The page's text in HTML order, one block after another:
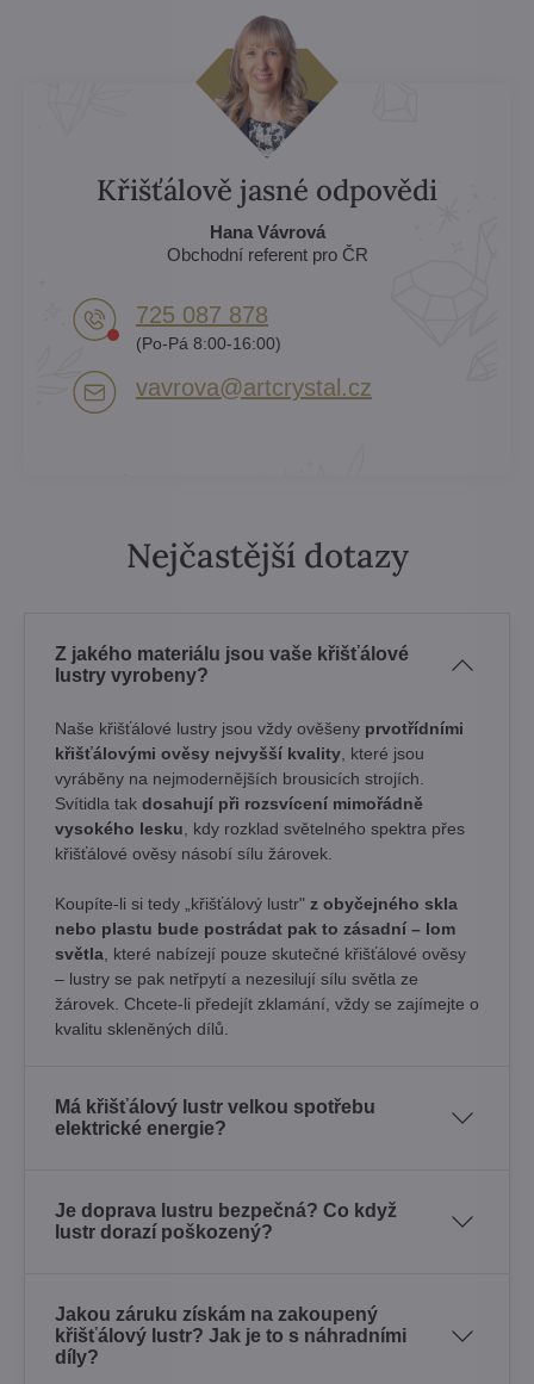
Křišťálově jasné odpovědi
Hana Vávrová
Obchodní referent pro ČR
725 087 878​
(Po-Pá 8:00-16:00)
vavrova​@artcrystal​.cz
Nejčastější dotazy
Z jakého materiálu jsou vaše křišťálové
lustry vyrobeny?
Naše křišťálové lustry jsou vždy ověšeny prvotřídními
křišťálovými ověsy nejvyšší kvality , které jsou
vyráběny na nejmodernějších brousicích strojích.
Svítidla tak dosahují při rozsvícení mimořádně
vysokého lesku , kdy rozklad světelného spektra přes
křišťálové ověsy násobí sílu žárovek. ​
Koupíte-li si tedy „křišťálový lustr" z obyčejného skla
nebo plastu bude postrádat pak to zásadní – lom
světla , které nabízejí pouze skutečné křišťálové ověsy
– lustry se pak netřpytí a nezesilují sílu světla ze
žárovek. Chcete-li předejít zklamání, vždy se zajímejte o
kvalitu skleněných dílů.
Má křišťálový lustr velkou spotřebu
elektrické energie?
Je doprava lustru bezpečná? Co když
lustr dorazí poškozený?
Jakou záruku získám na zakoupený
křišťálový lustr? Jak je to s náhradními
díly?